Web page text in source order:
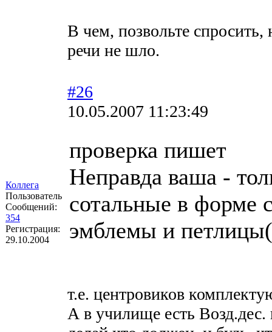
В чем, позвольте
речи не шло.
Коллега
Пользователь
Сообщений:
354
Регистрация:
29.10.2004
#26
10.05.2007 11:23:49
проверка пишет
Неправда ваша -
сотальные в форме
эмблемы и
т.е. центровиков
А в училище есть Возд.дес.